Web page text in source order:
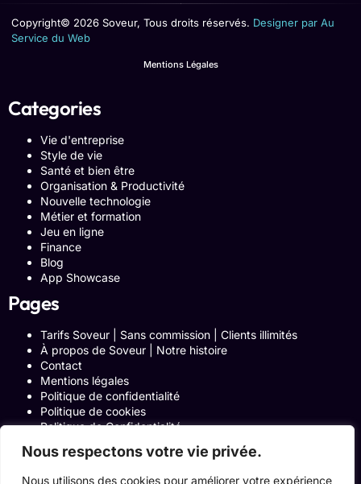
Nous respectons votre vie privée.
Nous utilisons des cookies pour améliorer votre expérience
Copyright© 2026 Soveur, Tous droits réservés. Designer par Au
Service du Web
Mentions Légales
Categories
Vie d'entreprise
Style de vie
Santé et bien être
Organisation & Productivité
Nouvelle technologie
Métier et formation
Jeu en ligne
Finance
Blog
App Showcase
Pages
Tarifs Soveur | Sans commission | Clients illimités
À propos de Soveur | Notre histoire
Contact
Mentions légales
Politique de confidentialité
Politique de cookies
Politique de Confidentialité
Blog